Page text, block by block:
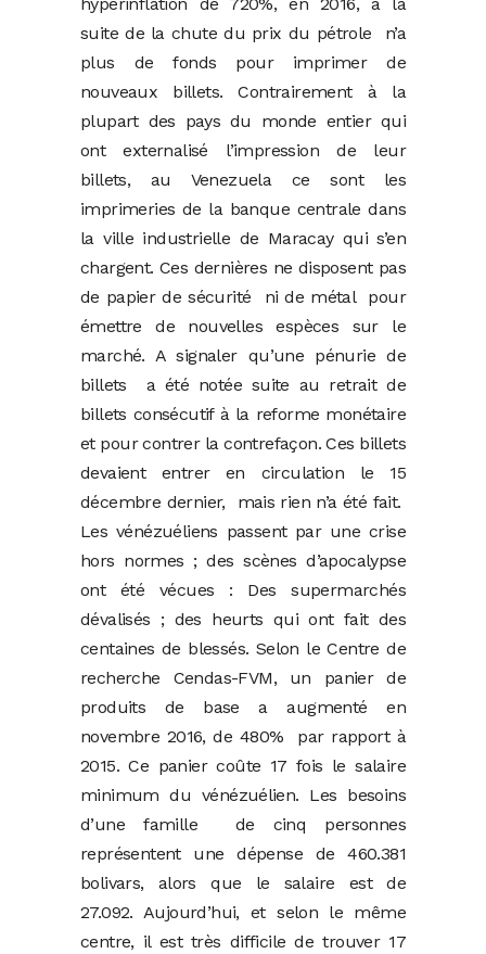
hyperinflation de 720%, en 2016, à la
suite de la chute du prix du pétrole n’a
plus de fonds pour imprimer de
nouveaux billets. Contrairement à la
plupart des pays du monde entier qui
ont externalisé l’impression de leur
billets, au Venezuela ce sont les
imprimeries de la banque centrale dans
la ville industrielle de Maracay qui s’en
chargent. Ces dernières ne disposent pas
de papier de sécurité ni de métal pour
émettre de nouvelles espèces sur le
marché. A signaler qu’une pénurie de
billets a été notée suite au retrait de
billets consécutif à la reforme monétaire
et pour contrer la contrefaçon. Ces billets
devaient entrer en circulation le 15
décembre dernier, mais rien n’a été fait.
Les vénézuéliens passent par une crise
hors normes ; des scènes d’apocalypse
ont été vécues : Des supermarchés
dévalisés ; des heurts qui ont fait des
centaines de blessés. Selon le Centre de
recherche Cendas-FVM, un panier de
produits de base a augmenté en
novembre 2016, de 480% par rapport à
2015. Ce panier coûte 17 fois le salaire
minimum du vénézuélien. Les besoins
d’une famille de cinq personnes
représentent une dépense de 460.381
bolivars, alors que le salaire est de
27.092. Aujourd’hui, et selon le même
centre, il est très difficile de trouver 17